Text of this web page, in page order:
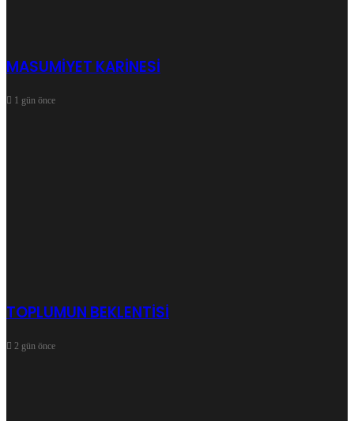
MASUMİYET KARİNESİ
1 gün önce
TOPLUMUN BEKLENTİSİ
2 gün önce